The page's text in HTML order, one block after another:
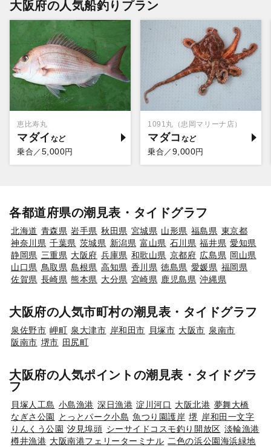
大阪府の人気船釣りプラン
恵比寿丸
マダイ
乗合／ 5,000円
1091丸（忠岡マリーナ店）
マダコ
乗合／ 9,000円
各都道府県の潮見表・タイドグラフ
北海道 青森県 岩手県 秋田県 宮城県 山形県 福島県 東京都
神奈川県 千葉県 茨城県 新潟県 富山県 石川県 福井県 愛知県
静岡県 三重県 大阪府 兵庫県 和歌山県 京都府 広島県 岡山県
山口県 鳥取県 島根県 高知県 香川県 徳島県 愛媛県 福岡県
佐賀県 長崎県 熊本県 大分県 宮崎県 鹿児島県 沖縄県
大阪府の人気市町村の潮見表・タイドグラフ
泉佐野市 岬町 泉大津市 岸和田市 貝塚市 大阪市 泉南市
阪南市 堺市 田尻町
大阪府の人気ポイントの潮見表・タイドグラ
フ
貝塚人工島 小島漁港 深日漁港 淀川河口 大阪北港 夢舞大橋
なぎさ公園
とっとパーク小島 魚つり園護岸 堺
岸和田一文字
りんくう公園 汐見埠頭 シーサイドコスモ釣り開放区 淡輪漁港
樽井漁港 大阪南港フェリーターミナル 二色の浜公園海浜緑地